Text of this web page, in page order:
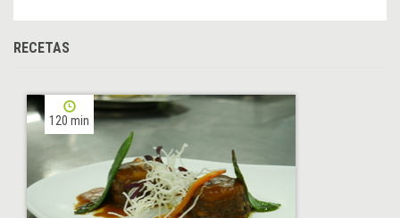
RECETAS
120 min